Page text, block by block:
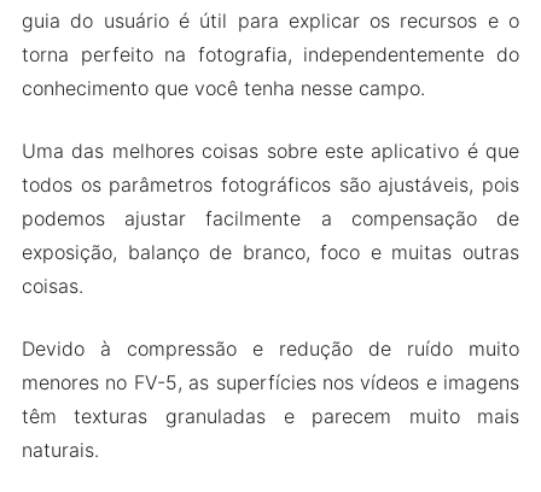
guia do usuário é útil para explicar os recursos e o
torna perfeito na fotografia, independentemente do
conhecimento que você tenha nesse campo.
Uma das melhores coisas sobre este aplicativo é que
todos os parâmetros fotográficos são ajustáveis, pois
podemos ajustar facilmente a compensação de
exposição, balanço de branco, foco e muitas outras
coisas.
Devido à compressão e redução de ruído muito
menores no FV-5, as superfícies nos vídeos e imagens
têm texturas granuladas e parecem muito mais
naturais.